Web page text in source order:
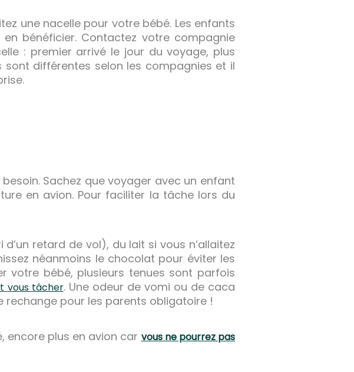
une nacelle pour votre bébé. Les enfants
bénéficier. Contactez votre compagnie
: premier arrivé le jour du voyage, plus
différentes selon les compagnies et il
Sachez que voyager avec un enfant
en avion. Pour faciliter la tâche lors du
retard de vol), du lait si vous n’allaitez
néanmoins le chocolat pour éviter les
votre bébé, plusieurs tenues sont parfois
vous tâcher. Une odeur de vomi ou de caca
rechange pour les parents obligatoire !
encore plus en avion car vous ne pourrez pas